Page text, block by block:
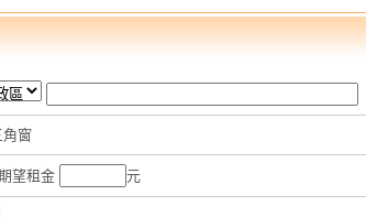
角窗
望租金 元